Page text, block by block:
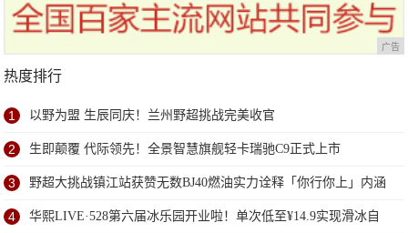
广告
热度排行
1 以野为盟 生辰同庆！兰州野超挑战完美收官
2 生即颠覆 代际领先！全景智慧旗舰轻卡瑞驰C9正式上市
3 野超大挑战镇江站获赞无数BJ40燃油实力诠释「你行你上」内涵
4 华熙LIVE·528第六届冰乐园开业啦！单次低至¥14.9实现滑冰自